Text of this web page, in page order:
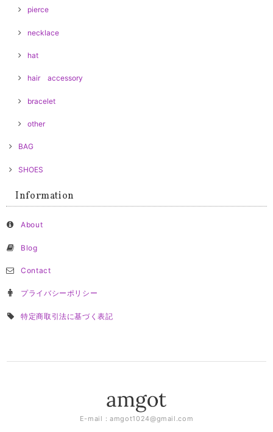
pierce
necklace
hat
hair accessory
bracelet
other
BAG
SHOES
Information
About
Blog
Contact
プライバシーポリシー
特定商取引法に基づく表記
E-mail：amgot1024@gmail.com